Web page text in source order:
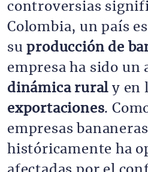
controversias
Colombia, un país
suproducción de
empresa ha sido un
dinámica rural y en
exportaciones.
empresas
históricamente ha